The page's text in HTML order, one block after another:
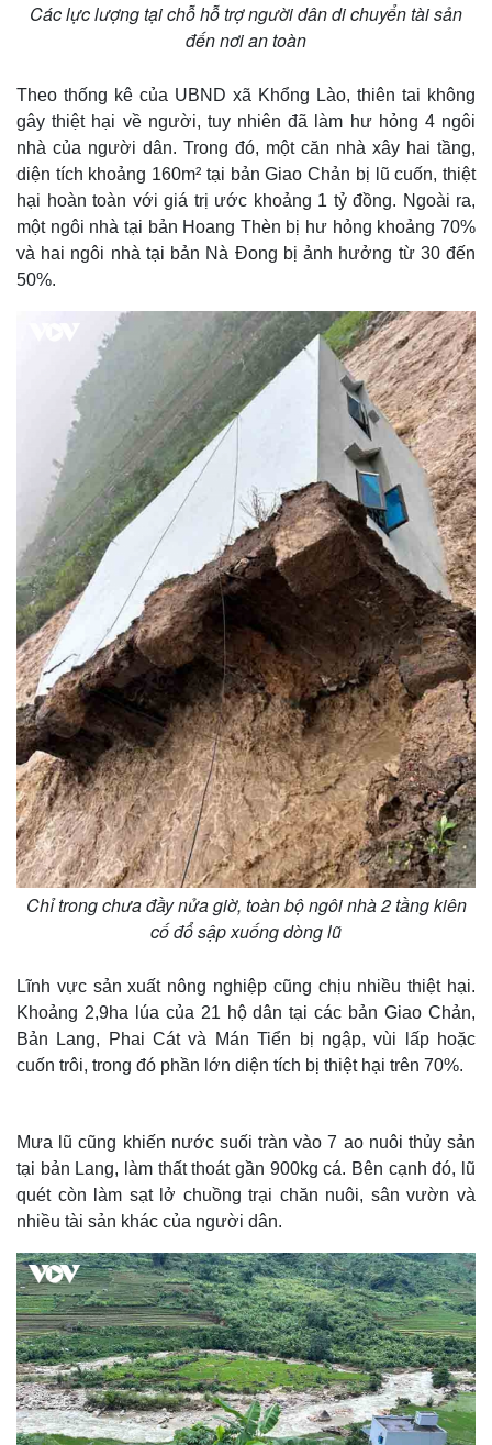
Thế giới
Multimedia
Video
Infographic
Các lực lượng tại chỗ hỗ trợ người dân di chuyển tài sản
đến nơi an toàn
Theo thống kê của UBND xã Khổng Lào, thiên tai không
gây thiệt hại về người, tuy nhiên đã làm hư hỏng 4 ngôi
nhà của người dân. Trong đó, một căn nhà xây hai tầng,
diện tích khoảng 160m² tại bản Giao Chản bị lũ cuốn, thiệt
hại hoàn toàn với giá trị ước khoảng 1 tỷ đồng. Ngoài ra,
một ngôi nhà tại bản Hoang Thèn bị hư hỏng khoảng 70%
và hai ngôi nhà tại bản Nà Đong bị ảnh hưởng từ 30 đến
50%.
Chỉ trong chưa đầy nửa giờ, toàn bộ ngôi nhà 2 tầng kiên
cố đổ sập xuống dòng lũ
Lĩnh vực sản xuất nông nghiệp cũng chịu nhiều thiệt hại.
Khoảng 2,9ha lúa của 21 hộ dân tại các bản Giao Chản,
Bản Lang, Phai Cát và Mán Tiển bị ngập, vùi lấp hoặc
cuốn trôi, trong đó phần lớn diện tích bị thiệt hại trên 70%.
Mưa lũ cũng khiến nước suối tràn vào 7 ao nuôi thủy sản
tại bản Lang, làm thất thoát gần 900kg cá. Bên cạnh đó, lũ
quét còn làm sạt lở chuồng trại chăn nuôi, sân vườn và
nhiều tài sản khác của người dân.